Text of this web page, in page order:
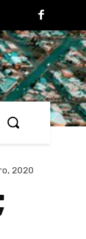
2020